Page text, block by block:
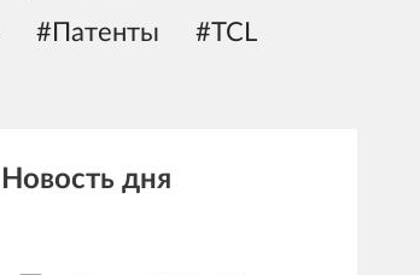
#Патенты
#TCL
Новость дня